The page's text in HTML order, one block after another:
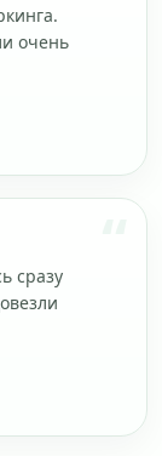
очень
сразу